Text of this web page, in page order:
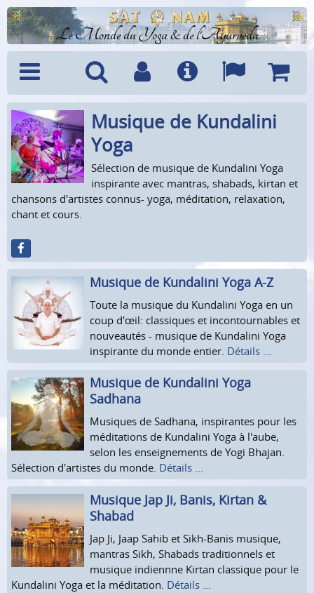
Le Monde du Yoga & de l'Ayurveda
Menu Recherche
CompteInfo LanguesPanier
Musique de Kundalini
Yoga
Sélection de musique de Kundalini Yoga
inspirante avec mantras, shabads, kirtan et
chansons d'artistes connus- yoga, méditation, relaxation,
chant et cours.
Musique de Kundalini Yoga A-Z
Toute la musique du Kundalini Yoga en un
coup d'œil: classiques et incontournables et
nouveautés - musique de Kundalini Yoga
inspirante du monde entier. Détails ...
Musique de Kundalini Yoga
Sadhana
Musiques de Sadhana, inspirantes pour les
méditations de Kundalini Yoga à l'aube,
selon les enseignements de Yogi Bhajan.
Sélection d'artistes du monde. Détails ...
Musique Jap Ji, Banis, Kirtan &
Shabad
Jap Ji, Jaap Sahib et Sikh-Banis musique,
mantras Sikh, Shabads traditionnels et
musique indiennne Kirtan classique pour le
Kundalini Yoga et la méditation. Détails ...